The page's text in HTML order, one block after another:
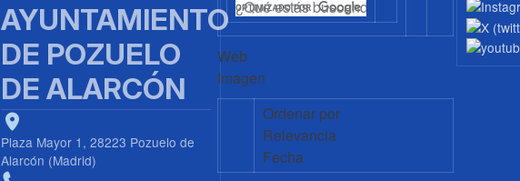
AYUNTAMIENTO
DE POZUELO
DE ALARCÓN
Plaza Mayor 1, 28223 Pozuelo de
Alarcón (Madrid)
Web
Imagen
Ordenar por
Relevancia
Fecha